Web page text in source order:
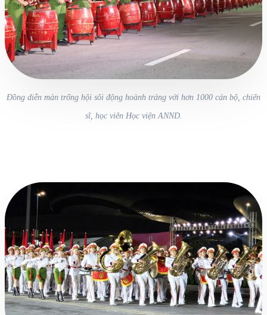
Đồng diễn màn trống hội sôi động hoành tráng với hơn 1000 cán bộ, chiến
sĩ, học viên Học viện ANND.